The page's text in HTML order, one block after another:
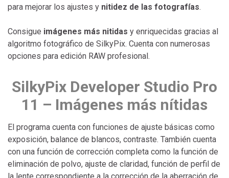
para mejorar los ajustes y nitidez de las fotografías.
Consigue imágenes más nitidas y enriquecidas gracias al
algoritmo fotográfico de SilkyPix. Cuenta con numerosas
opciones para edición RAW profesional.
SilkyPix Developer Studio Pro
11 – Imágenes más nítidas
El programa cuenta con funciones de ajuste básicas como
exposición, balance de blancos, contraste. También cuenta
con una función de corrección completa como la función de
eliminación de polvo, ajuste de claridad, función de perfil de